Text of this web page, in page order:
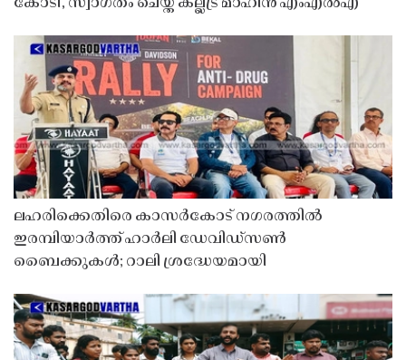
ലഹരിക്കെതിരെ കാസർകോട് നഗരത്തിൽ
ഇരമ്പിയാർത്ത് ഹാർലി ഡേവിഡ്‌സൺ
ബൈക്കുകൾ; റാലി ശ്രദ്ധേയമായി